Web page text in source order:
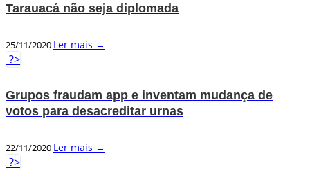
Tarauacá não seja diplomada
25/11/2020 Ler mais →
?>
Grupos fraudam app e inventam mudança de
votos para desacreditar urnas
22/11/2020 Ler mais →
?>